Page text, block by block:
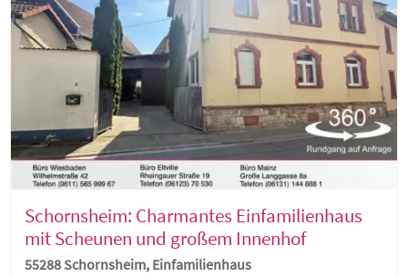
Schornsheim: Charmantes Einfamilienhaus
mit Scheunen und großem Innenhof
55288 Schornsheim, Einfamilienhaus